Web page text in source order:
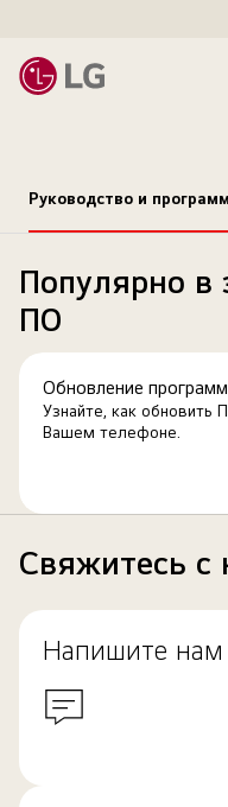
Руководство и
Популярно в
ПО
Обновление
Узнайте, как обновить
Вашем телефоне.
Свяжитесь с
Напишите нам